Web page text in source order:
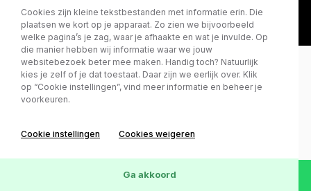
Cookies zijn kleine tekstbestanden met informatie erin. Die
plaatsen we kort op je apparaat. Zo zien we bijvoorbeeld
welke pagina’s je zag, waar je afhaakte en wat je invulde. Op
die manier hebben wij informatie waar we jouw
websitebezoek beter mee maken. Handig toch? Natuurlijk
kies je zelf of je dat toestaat. Daar zijn we eerlijk over. Klik
op “Cookie instellingen”, vind meer informatie en beheer je
voorkeuren.
Cookie instellingen Cookies weigeren
Ga akkoord